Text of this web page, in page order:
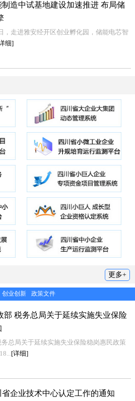
造中试基地建设加速推进 布局储
，走进雅安经开区创业孵化园，储能电芯智
细]
更多+
创业创新 政策文件
部 税务总局关于延续实施失业保险
总局关于延续实施失业保险稳岗惠民政策
[详细]
企业技术中心认定工作的通知